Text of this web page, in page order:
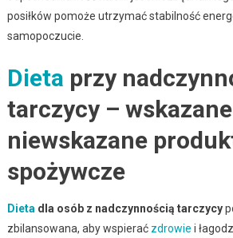
posiłków pomoże utrzymać stabilność
samopoczucie.
Dieta przy
tarczycy –
niewskazane
spożywcze
Dietadla osób z nadczynnością tarczycy
zbilansowana, aby wspierać zdrowie i